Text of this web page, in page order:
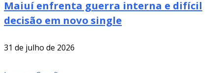
Maiuí enfrenta guerra interna e difícil
decisão em novo single
31 de julho de 2026